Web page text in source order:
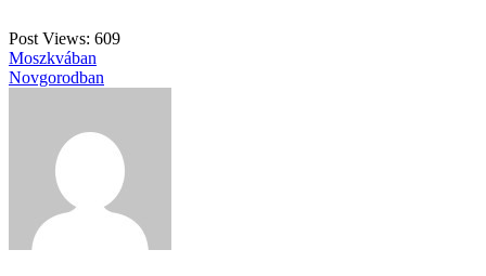
Post Views: 609
Bejegyzés
navigáció
Moszkvában
Novgorodban